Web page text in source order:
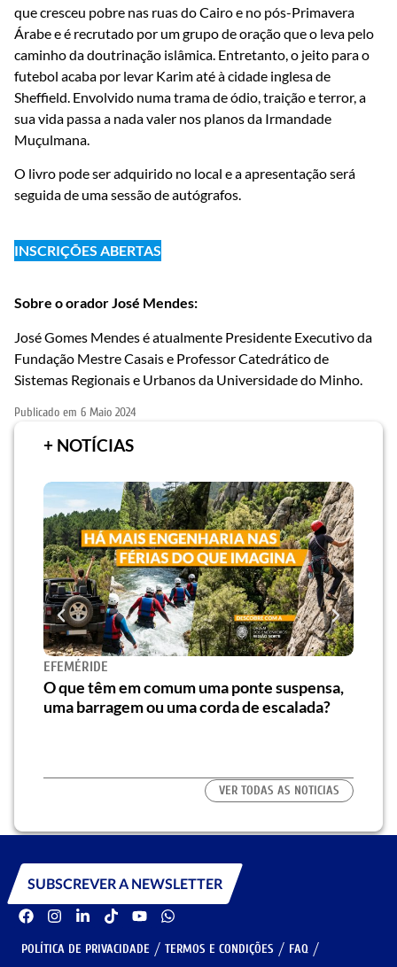
que cresceu pobre nas ruas do Cairo e no pós-Primavera
Árabe e é recrutado por um grupo de oração que o leva pelo
caminho da doutrinação islâmica. Entretanto, o jeito para o
futebol acaba por levar Karim até à cidade inglesa de
Sheffield. Envolvido numa trama de ódio, traição e terror, a
sua vida passa a nada valer nos planos da Irmandade
Muçulmana.
O livro pode ser adquirido no local e a apresentação será
seguida de uma sessão de autógrafos.
INSCRIÇÕES ABERTAS
Sobre o orador José Mendes:
José Gomes Mendes é atualmente Presidente Executivo da
Fundação Mestre Casais e Professor Catedrático de
Sistemas Regionais e Urbanos da Universidade do Minho.
Publicado em 6 Maio 2024
+ NOTÍCIAS
EFEMÉRIDE
O que têm em comum uma ponte suspensa,
uma barragem ou uma corda de escalada?
VER TODAS AS NOTICIAS
SUBSCREVER A NEWSLETTER
POLÍTICA DE PRIVACIDADE TERMOS E CONDIÇÕES FAQ